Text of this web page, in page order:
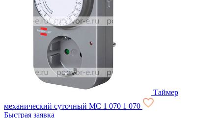
Таймер
механический суточный МС 1 070 1 070
Быстрая заявка